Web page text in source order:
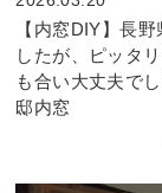
【内窓DIY】長
したが、ピッタ
も合い大丈夫で
邸内窓